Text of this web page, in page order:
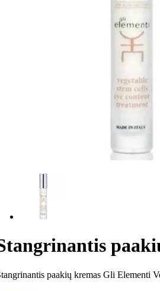
paakių kremas Gli Elementi